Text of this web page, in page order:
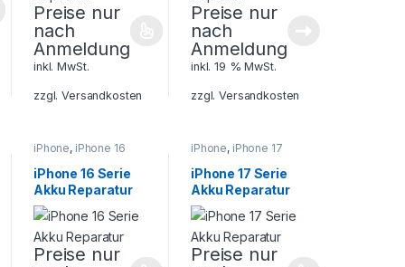
Preise nur
nach
Anmeldung
inkl. MwSt.
zzgl.Versandkosten
Preise nur
nach
Anmeldung
inkl. 19 % MwSt.
zzgl.Versandkosten
iPhone, iPhone 16
Reparatur
iPhone 16 Serie
Akku Reparatur
Preise nur
iPhone, iPhone 17
Reparatur
iPhone 17 Serie
Akku Reparatur
Preise nur